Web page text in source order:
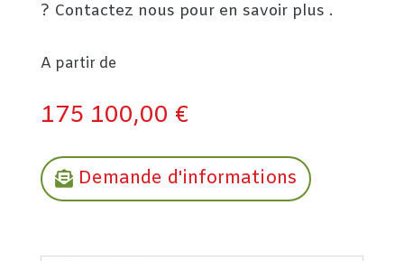
? Contactez nous pour en savoir plus .
A partir de
175 100,00 €
Demande d'informations